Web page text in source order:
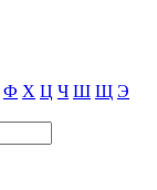
Ф Х Ц Ч Ш Щ Э